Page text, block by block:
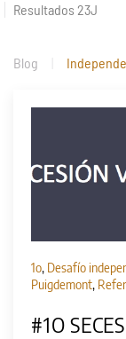
Resultados 23J
Blog
1o, Desafío
Puigdemont,
#1O